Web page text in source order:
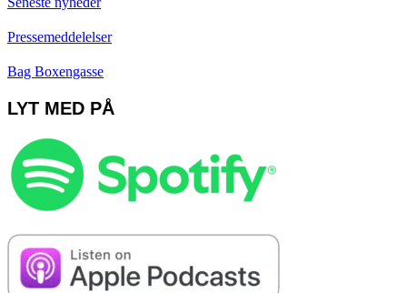
Pressemeddelelser
Bag Boxengasse
LYT MED PÅ